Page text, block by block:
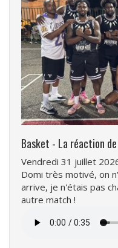
Basket - La réaction
Vendredi 31 juillet
Domi très motivé, on
arrive, je n'étais pas
autre match !
audio